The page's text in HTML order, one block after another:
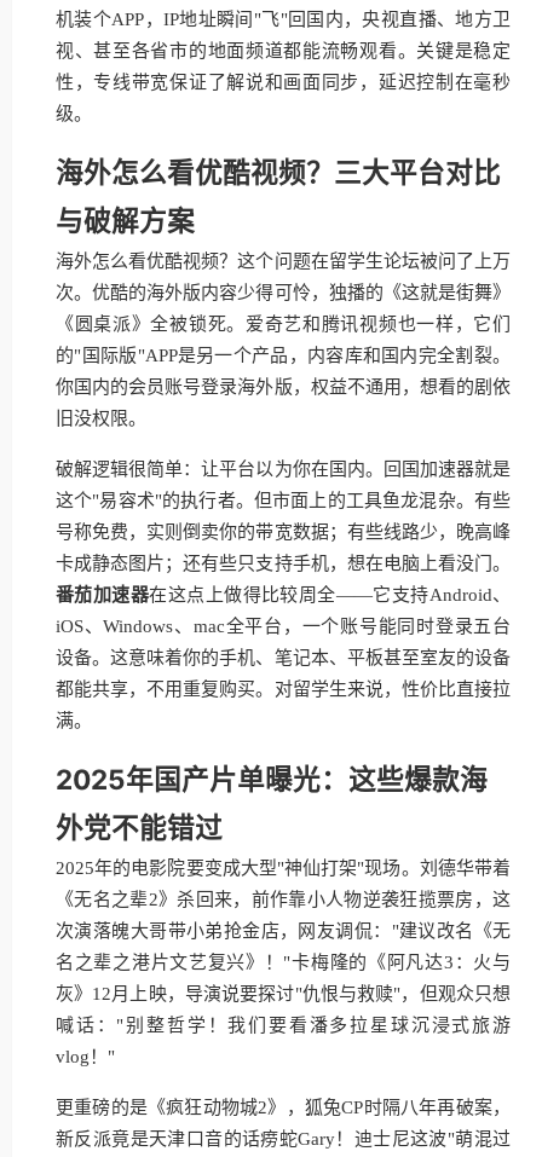
机装个APP，IP地址瞬间"飞"回国内，央视直播、地方卫
视、甚至各省市的地面频道都能流畅观看。关键是稳定
性，专线带宽保证了解说和画面同步，延迟控制在毫秒
级。
海外怎么看优酷视频？三大平台对比
与破解方案
海外怎么看优酷视频？这个问题在留学生论坛被问了上万
次。优酷的海外版内容少得可怜，独播的《这就是街舞》
《圆桌派》全被锁死。爱奇艺和腾讯视频也一样，它们
的"国际版"APP是另一个产品，内容库和国内完全割裂。
你国内的会员账号登录海外版，权益不通用，想看的剧依
旧没权限。
破解逻辑很简单：让平台以为你在国内。回国加速器就是
这个"易容术"的执行者。但市面上的工具鱼龙混杂。有些
号称免费，实则倒卖你的带宽数据；有些线路少，晚高峰
卡成静态图片；还有些只支持手机，想在电脑上看没门。
番茄加速器在这点上做得比较周全——它支持Android、
iOS、Windows、mac全平台，一个账号能同时登录五台
设备。这意味着你的手机、笔记本、平板甚至室友的设备
都能共享，不用重复购买。对留学生来说，性价比直接拉
满。
2025年国产片单曝光：这些爆款海
外党不能错过
2025年的电影院要变成大型"神仙打架"现场。刘德华带着
《无名之辈2》杀回来，前作靠小人物逆袭狂揽票房，这
次演落魄大哥带小弟抢金店，网友调侃："建议改名《无
名之辈之港片文艺复兴》！"卡梅隆的《阿凡达3：火与
灰》12月上映，导演说要探讨"仇恨与救赎"，但观众只想
喊话："别整哲学！我们要看潘多拉星球沉浸式旅游
vlog！"
更重磅的是《疯狂动物城2》，狐兔CP时隔八年再破案，
新反派竟是天津口音的话痨蛇Gary！迪士尼这波"萌混过